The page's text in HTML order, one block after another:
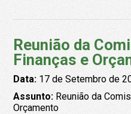
Reunião da
Finanças e
Data:17 de Setembro de
Assunto:Reunião da
Orçamento